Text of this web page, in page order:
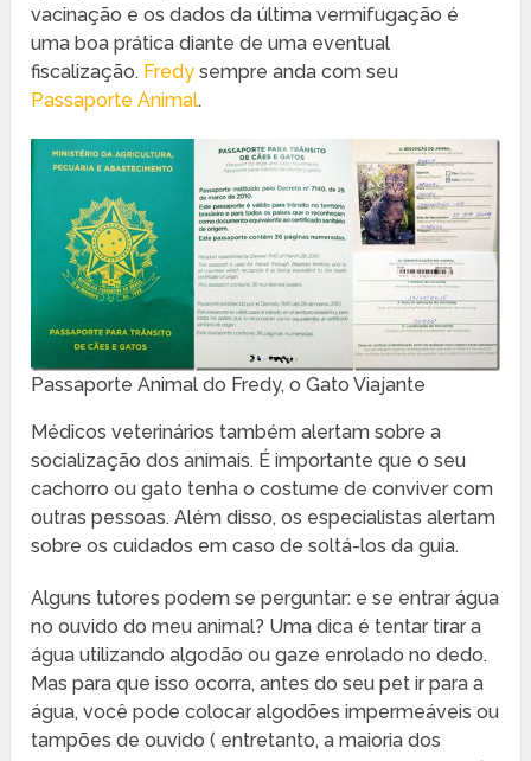
vacinação e os dados da última vermifugação é
uma boa prática diante de uma eventual
fiscalização. Fredy sempre anda com seu
Passaporte Animal.
Passaporte Animal do Fredy, o Gato Viajante
Médicos veterinários também alertam sobre a
socialização dos animais. É importante que o seu
cachorro ou gato tenha o costume de conviver com
outras pessoas. Além disso, os especialistas alertam
sobre os cuidados em caso de soltá-los da guia.
Alguns tutores podem se perguntar: e se entrar água
no ouvido do meu animal? Uma dica é tentar tirar a
água utilizando algodão ou gaze enrolado no dedo.
Mas para que isso ocorra, antes do seu pet ir para a
água, você pode colocar algodões impermeáveis ou
tampões de ouvido ( entretanto, a maioria dos